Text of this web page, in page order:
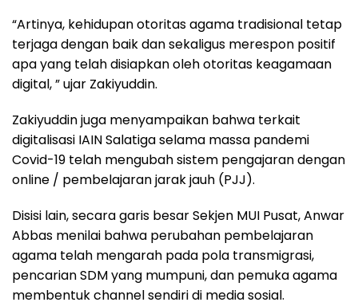
“Artinya, kehidupan otoritas agama tradisional tetap
terjaga dengan baik dan sekaligus merespon positif
apa yang telah disiapkan oleh otoritas keagamaan
digital, ” ujar Zakiyuddin.
Zakiyuddin juga menyampaikan bahwa terkait
digitalisasi IAIN Salatiga selama massa pandemi
Covid-19 telah mengubah sistem pengajaran dengan
online / pembelajaran jarak jauh (PJJ).
Disisi lain, secara garis besar Sekjen MUI Pusat, Anwar
Abbas menilai bahwa perubahan pembelajaran
agama telah mengarah pada pola transmigrasi,
pencarian SDM yang mumpuni, dan pemuka agama
membentuk channel sendiri di media sosial.